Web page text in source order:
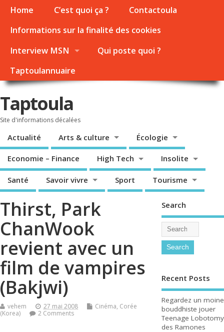
Home C’est quoi ça ?
Contactoula
Informations sur la finalité des cookies
Interview MSN
Qui poste quoi ?
Taptoulannuaire
Taptoula
Site d'informations décalées
Actualité Arts & culture Écologie
Economie – Finance High Tech Insolite
Santé Savoir vivre Sport Tourisme
Thirst, Park
ChanWook
revient avec un
film de vampires
(Bakjwi)
vehem 27 mai 2008 Cinéma, Corée
(Korea)
2 Comments
Search
Recent Posts
Regardez un moine
bouddhiste jouer
Teenage Lobotomy
des Ramones